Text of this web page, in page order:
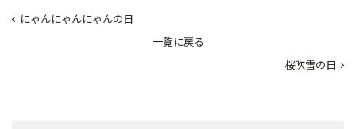
にゃんにゃんにゃんの日
一覧に戻る
桜吹雪の日